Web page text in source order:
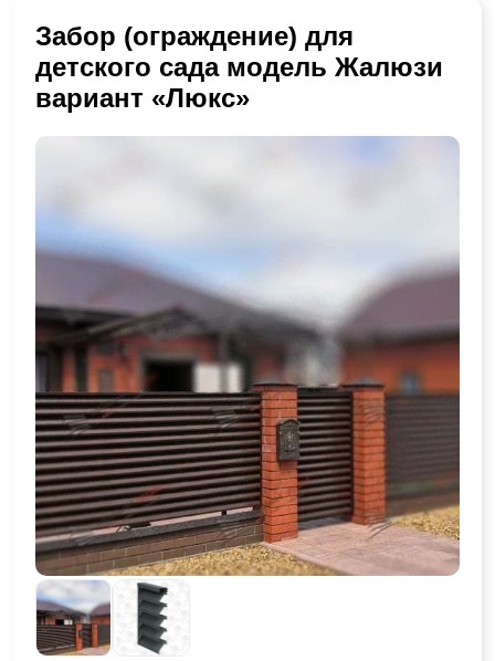
Забор (ограждение) для
детского сада модель Жалюзи
вариант «Люкс»